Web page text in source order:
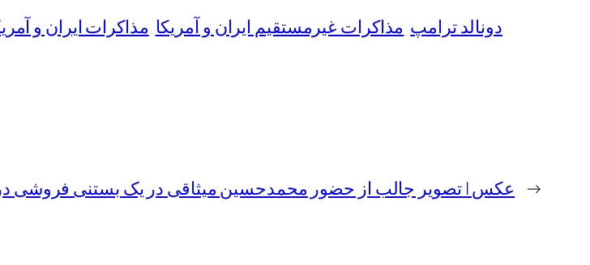
دونالد ترامپ مذاكرات غيرمستقيم ايران و آمریکا مذاکرات ایران و
← عکس | تصویر جالب از حضور محمدحسین میثاقی در یک بستنی فروشی